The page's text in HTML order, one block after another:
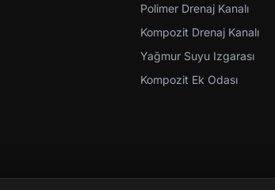
Polimer Drenaj Kanalı
Kompozit Drenaj Kanalı
Yağmur Suyu Izgarası
Kompozit Ek Odası